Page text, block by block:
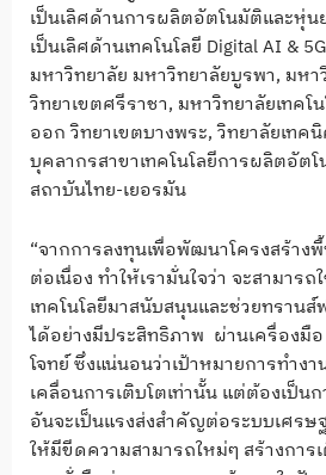
เป็นเลิศด้านการผลิตอัตโนมัติและหุ่
เป็นเลิศด้านเทคโนโลยี Digital AI &
มหาวิทยาลัย มหาวิทยาลัยบูรพา, มห
วิทยาเขตศรีราชา, มหาวิทยาลัยเทคโ
ออก วิทยาเขตบางพระ, วิทยาลัยเท
บุคลากรสาขาเทคโนโลยีการผลิตอัต
สถาบันไทย-เยอรมัน
“จากการลงทุนเพื่อพัฒนาโครงสร้าง
ต่อเนื่อง ทำให้เรามั่นใจว่า จะสามาร
เทคโนโลยีมาสนับสนุนและช่วยทราน
ได้อย่างมีประสิทธิภาพ ผ่านเครื่องมื
โจทย์ ซึ่งแน่นอนว่าเป้าหมายการทำง
เคลื่อนการเติบโตเท่านั้น แต่ต้องเป็น
อันจะเป็นแรงส่งสำคัญต่อระบบเศรษ
ให้มีขีดความสามารถใหม่ๆ สร้างการ